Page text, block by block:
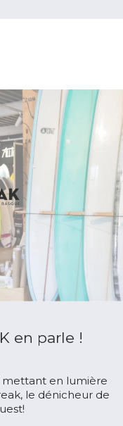
en parle !
mettant en lumière
le dénicheur de